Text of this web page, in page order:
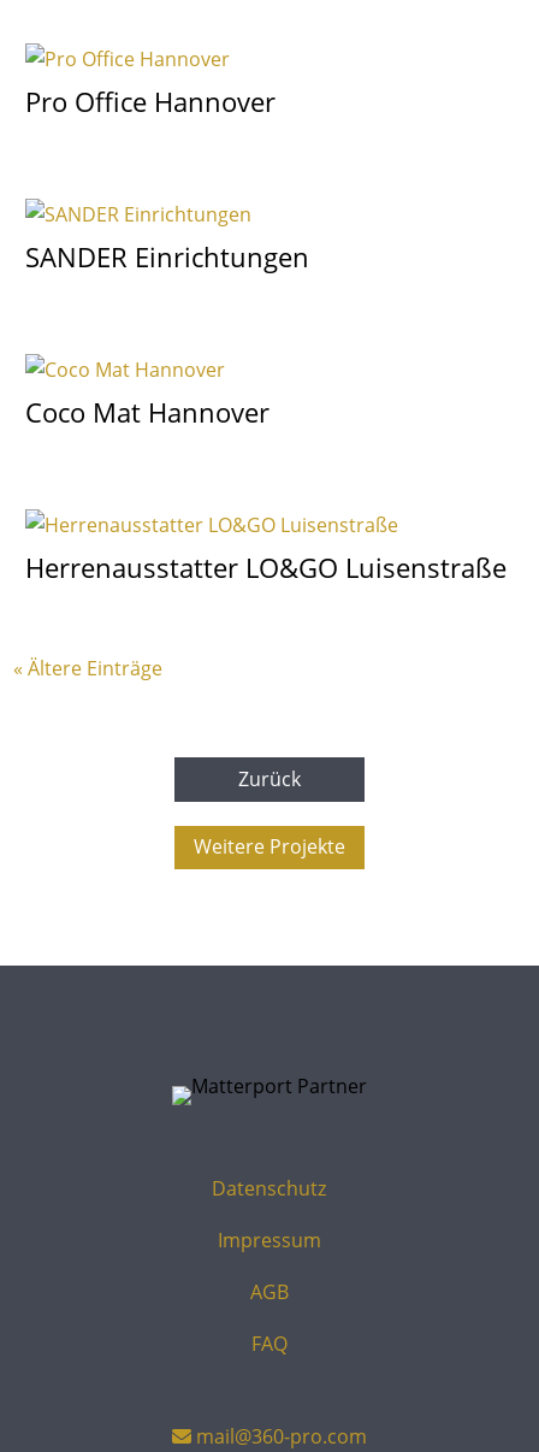
Pro Office Hannover
SANDER Einrichtungen
Coco Mat Hannover
Herrenausstatter LO&GO Luisenstraße
« Ältere Einträge
Zurück
Weitere Projekte
Datenschutz
Impressum
AGB
FAQ
mail@360-pro.com